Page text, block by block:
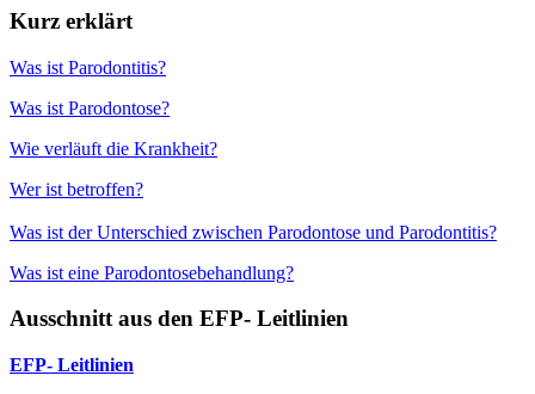
Kurz erklärt
Was ist Parodontitis?
Was ist Parodontose?
Wie verläuft die Krankheit?
Wer ist betroffen?
Was ist der Unterschied zwischen Parodontose und Parodontitis?
Was ist eine Parodontosebehandlung?
Ausschnitt aus den EFP- Leitlinien
EFP- Leitlinien